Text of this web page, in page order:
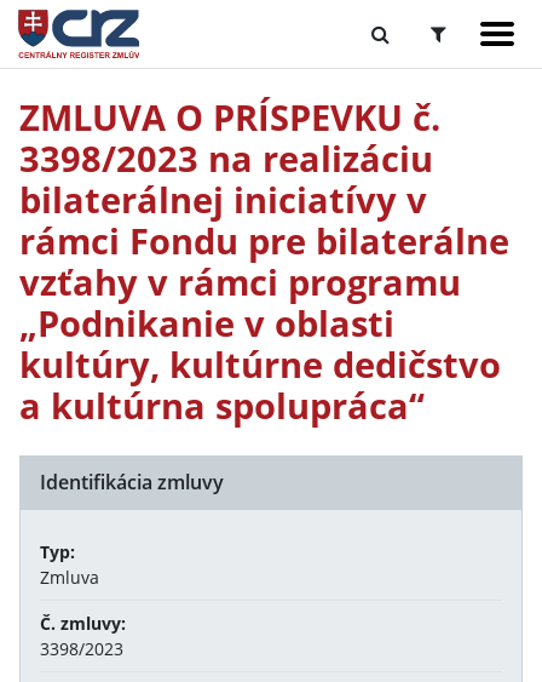
ZMLUVA O PRÍSPEVKU č.
3398/2023 na realizáciu
bilaterálnej iniciatívy v
rámci Fondu pre bilaterálne
vzťahy v rámci programu
„Podnikanie v oblasti
kultúry, kultúrne dedičstvo
a kultúrna spolupráca“
Identifikácia zmluvy
Typ:
Zmluva
Č. zmluvy:
3398/2023